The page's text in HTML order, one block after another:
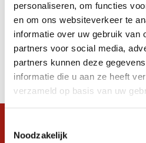
personaliseren, om functies
en om ons websiteverkeer te
informatie over uw gebruik van
partners voor social media,
partners kunnen deze
informatie die u aan ze heeft
verzameld op basis van uw
Noodzakelijk
Apply filters
Filter